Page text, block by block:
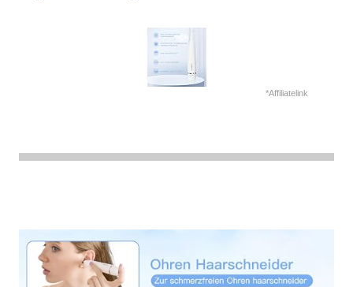
*Affiliatelink